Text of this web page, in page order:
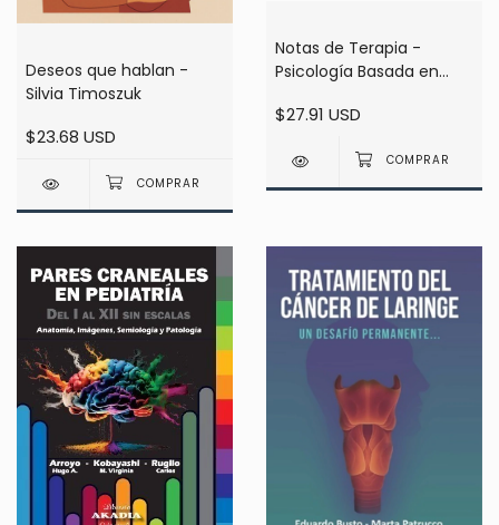
Deseos que hablan -
Silvia Timoszuk
$23.68 USD
Notas de Terapia -
Psicología Basada en
ACT - Lic. Maria Eugenia
$27.91 USD